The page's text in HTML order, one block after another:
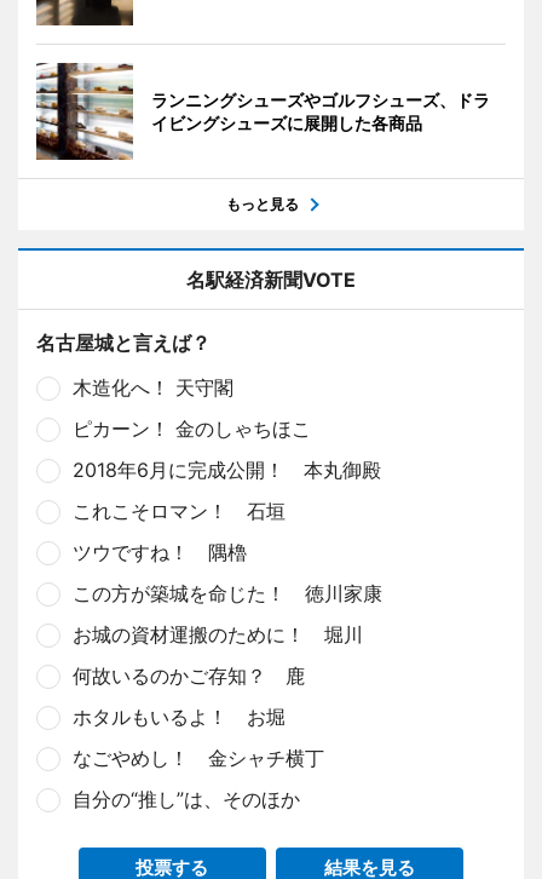
ランニングシューズやゴルフシューズ、ドラ
イビングシューズに展開した各商品
もっと見る
名駅経済新聞VOTE
名古屋城と言えば？
木造化へ！ 天守閣
ピカーン！ 金のしゃちほこ
2018年6月に完成公開！ 本丸御殿
これこそロマン！ 石垣
ツウですね！ 隅櫓
この方が築城を命じた！ 徳川家康
お城の資材運搬のために！ 堀川
何故いるのかご存知？ 鹿
ホタルもいるよ！ お堀
なごやめし！ 金シャチ横丁
自分の“推し”は、そのほか
投票する 結果を見る